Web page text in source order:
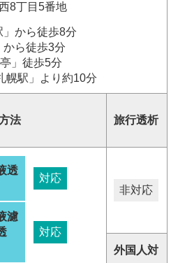
8丁目5番地
から徒歩8分
から徒歩3分
」徒歩5分
幌駅」より約10分
法 旅行透析
透
対応
濾
対応
非対応
外国人対